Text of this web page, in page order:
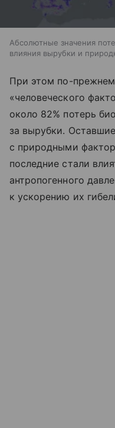
Абсолютные значения
влияния вырубки и
При этом по-
«человеческого
около 82% потерь
за вырубки.
с природными
последние стали
антропогенного
к ускорению их